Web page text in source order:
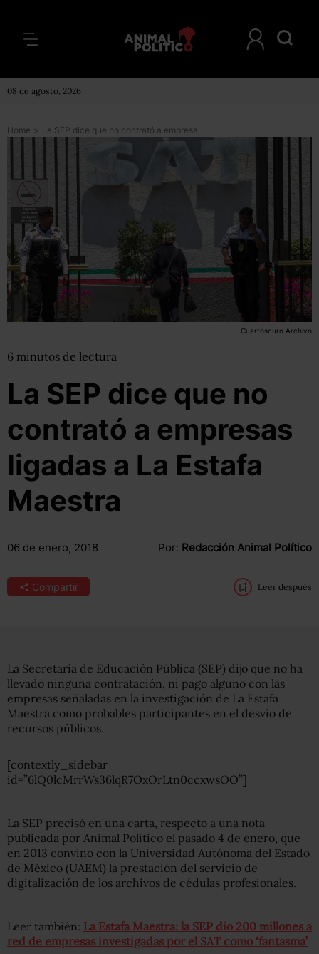
08 de agosto, 2026
Home > La SEP dice que no contrató a empresas ligadas a La Estafa Maestra
Cuartoscuro Archivo
6 minutos de lectura
La SEP dice que no
contrató a empresas
ligadas a La Estafa
Maestra
06 de enero, 2018 Por: Redacción Animal Político
Compartir Leer después
La Secretaría de Educación Pública (SEP) dijo que no ha
llevado ninguna contratación, ni pago alguno con las
empresas señaladas en la investigación de La Estafa
Maestra como probables participantes en el desvío de
recursos públicos.
[contextly_sidebar
id=”6lQ0lcMrrWs36lqR7OxOrLtn0ccxwsOO”]
La SEP precisó en una carta, respecto a una nota
publicada por Animal Político el pasado 4 de enero, que
en 2013 convino con la Universidad Autónoma del Estado
de México (UAEM) la prestación del servicio de
digitalización de los archivos de cédulas profesionales.
Leer también: La Estafa Maestra: la SEP dio 200 millones a
red de empresas investigadas por el SAT como ‘fantasma’